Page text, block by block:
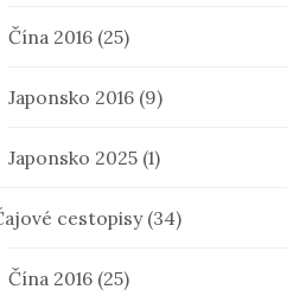
Čína 2016 (25)
Japonsko 2016 (9)
Japonsko 2025 (1)
cestopisy(34)
Čína 2016 (25)